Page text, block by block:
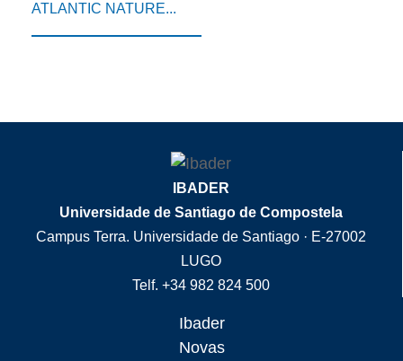
ATLANTIC NATURE...
IBADER
Universidade de Santiago de Compostela
Campus Terra. Universidade de Santiago · E-27002
LUGO
Telf. +34 982 824 500
Ibader
Novas